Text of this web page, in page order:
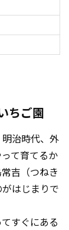
ちご園
治時代、外
て育てるか
吉（つねき
はじまりで
すぐにある